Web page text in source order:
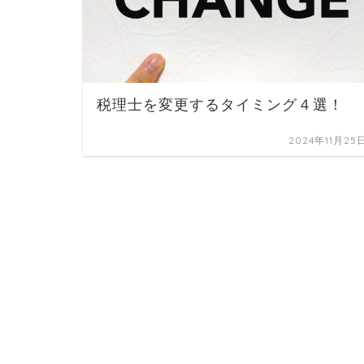
税理士を変更するタイミング４選！
2024年11月25